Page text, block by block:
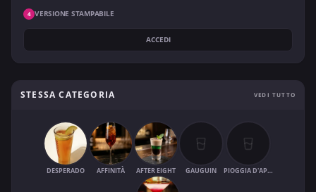
4 VERSIONE STAMPABILE
ACCEDI
STESSA CATEGORIA VEDI TUTTO
DESPERADO AFFINITÀ AFTER EIGHT GAUGUIN PIOGGIA D'APRILE